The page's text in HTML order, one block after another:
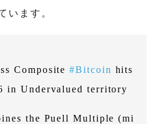
います。
Composite#Bitcoin hits
in Undervalued territory
the Puell Multiple (mi